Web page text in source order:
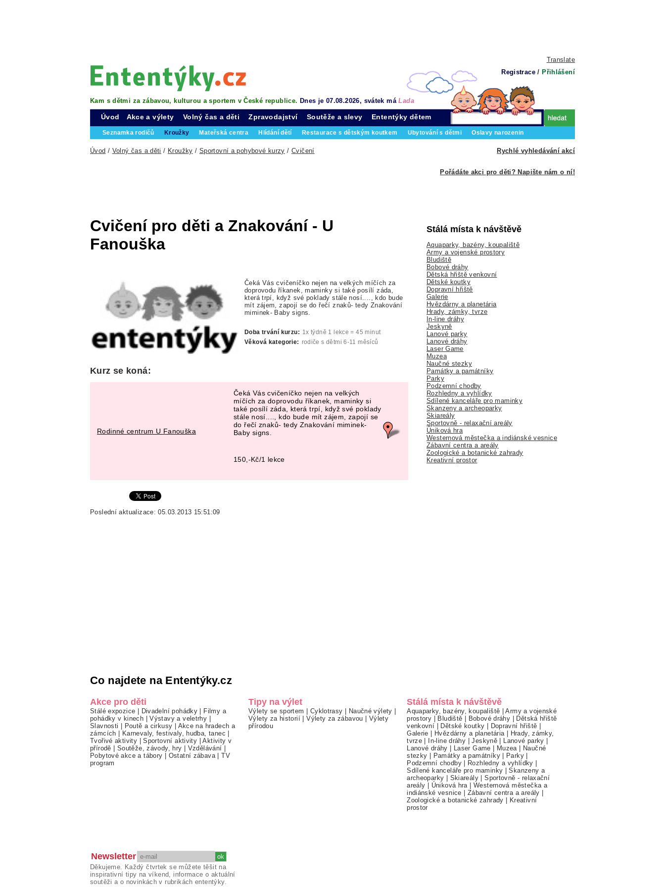
Translate
Registrace / Přihlášení
Kam s dětmi za zábavou, kulturou a sportem v České republice. Dnes je 07.08.2026, svátek máLada
Úvod Akce a výlety Volný čas a děti
Seznamka rodičů Kroužky Mateřská centra Hlídání dětí Restaurace s dětským koutkem Ubytování s dětmi Oslavy narozenin
Zpravodajství Soutěže a slevy Ententýky dětem
Rychlé vyhledávání akcí
Úvod / Volný čas a děti / Kroužky / Sportovní a pohybové kurzy /Cvičení
Pořádáte akci pro děti? Napište nám o ní!
Cvičení pro děti a Znakování - U
Fanouška
Čeká Vás cvičeníčko nejen na velkých míčích za
doprovodu říkanek, maminky si také posílí záda,
která trpí, když své poklady stále nosí...., kdo bude
mít zájem, zapojí se do řečí znaků- tedy Znakování
miminek- Baby signs.
Doba trvání kurzu: 1x týdně 1 lekce = 45 minut
Věková kategorie: rodiče s dětmi 6-11 měsíců
Kurz se koná:
Rodinné centrum U Fanouška
Čeká Vás cvičeníčko nejen na velkých
míčích za doprovodu říkanek, maminky si
také posílí záda, která trpí, když své poklady
stále nosí...., kdo bude mít zájem, zapojí se
do řečí znaků- tedy Znakování miminek-
Baby signs.
150,-Kč/1 lekce
Poslední aktualizace: 05.03.2013 15:51:09
Stálá místa k návštěvě
Aquaparky, bazény, koupaliště
Army a vojenské prostory
Bludiště
Bobové dráhy
Dětská hřiště venkovní
Dětské koutky
Dopravní hřiště
Galerie
Hvězdárny a planetária
Hrady, zámky, tvrze
In-line dráhy
Jeskyně
Lanové parky
Lanové dráhy
Laser Game
Muzea
Naučné stezky
Památky a památníky
Parky
Podzemní chodby
Rozhledny a vyhlídky
Sdílené kanceláře pro maminky
Skanzeny a archeoparky
Skiareály
Sportovně - relaxační areály
Úniková hra
Westernová městečka a indiánské vesnice
Zábavní centra a areály
Zoologické a botanické zahrady
Kreativní prostor
Co najdete na Ententýky.cz
Akce pro děti
Stálé expozice | Divadelní pohádky | Filmy a
pohádky v kinech |Výstavy a veletrhy |
Slavnosti | Poutě a cirkusy | Akce na hradech a
zámcích | Karnevaly, festivaly, hudba, tanec |
Tvořivé aktivity |Sportovní aktivity |Aktivity v
přírodě | Soutěže, závody, hry | Vzdělávání |
Pobytové akce a tábory | Ostatní zábava |TV
program
Tipy na výlet
Výlety se sportem | Cyklotrasy | Naučné výlety |
Výlety za historií |Výlety za zábavou | Výlety
přírodou
Stálá místa k návštěvě
Aquaparky, bazény, koupaliště |Army a vojenské
prostory | Bludiště | Bobové dráhy | Dětská hřiště
venkovní | Dětské koutky | Dopravní hřiště |
Galerie | Hvězdárny a planetária | Hrady, zámky,
tvrze | In-line dráhy |Jeskyně | Lanové parky |
Lanové dráhy | Laser Game | Muzea | Naučné
stezky | Památky a památníky| Parky |
Podzemní chodby| Rozhledny a vyhlídky |
Sdílené kanceláře pro maminky |Skanzeny a
archeoparky | Skiareály |Sportovně - relaxační
areály | Úniková hra |Westernová městečka a
indiánské vesnice | Zábavní centra a areály |
Zoologické a botanické zahrady | Kreativní
prostor
Newsletter
Děkujeme. Každý čtvrtek se můžete těšit na
inspirativní tipy na víkend, informace o aktuální
soutěži a o novinkách v rubrikách ententýky.